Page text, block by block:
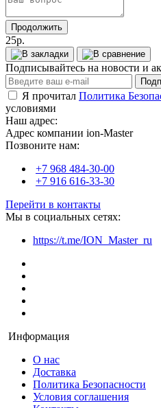
Продолжить
25р.
Подписывайтесь на новости и
Я прочитал Политика
условиями
Наш адрес:
Адрес компании ion-Master
Позвоните нам:
+7 968 484-30-00
+7 916 616-33-30
Перейти в контакты
Мы в социальных сетях:
https://t.me/ION_Master_ru
Информация
О нас
Доставка
Политика Безопасности
Условия соглашения